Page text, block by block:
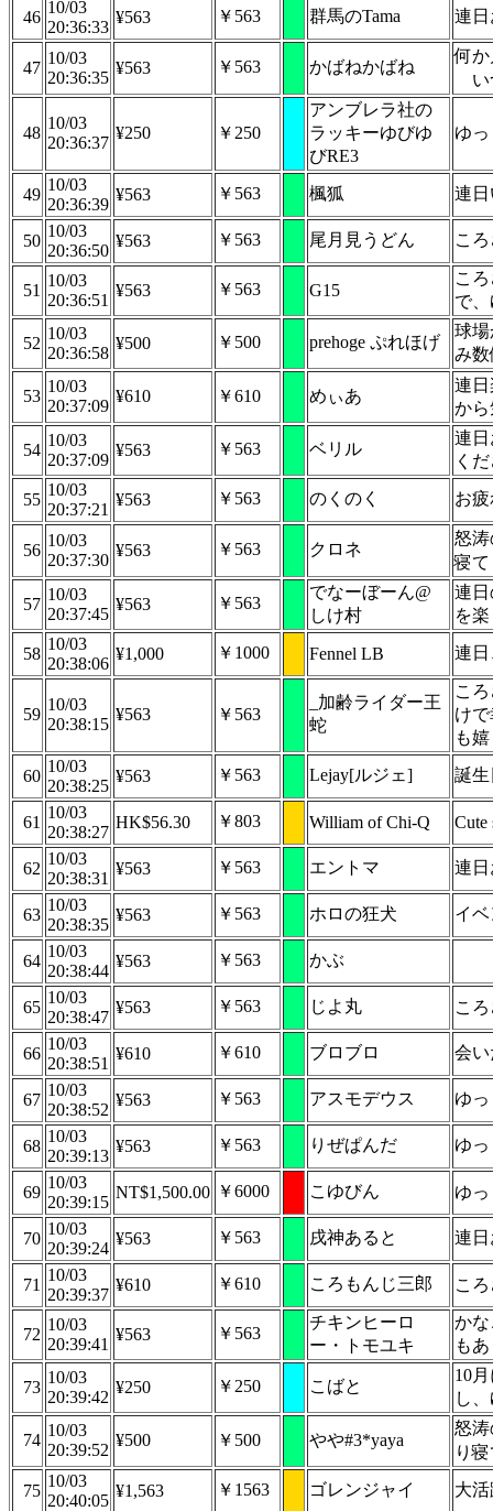
46
10/03
20:36:33
¥563 ￥563 群馬のTama 連
47
10/03
20:36:35
¥563 ￥563 かばねかばね
何
48
10/03
20:36:37
¥250 ￥250
アンブレラ社の
ラッキーゆびゆ
びRE3
ゆ
49
10/03
20:36:39
¥563 ￥563 楓狐 連
50
10/03
20:36:50
¥563 ￥563 尾月見うどん こ
51
10/03
20:36:51
¥563 ￥563 G15
こ
で
52
10/03
20:36:58
¥500 ￥500 prehoge ぷれほげ
球
み
53
10/03
20:37:09
¥610 ￥610 めぃあ
連
か
54
10/03
20:37:09
¥563 ￥563 ベリル
連
く
55
10/03
20:37:21
¥563 ￥563 のくのく お
56
10/03
20:37:30
¥563 ￥563 クロネ
怒
寝
57
10/03
20:37:45
¥563 ￥563
でなーぼーん@
しけ村
連
を
58
10/03
20:38:06
¥1,000 ￥1000 Fennel LB 連
59
10/03
20:38:15
¥563 ￥563
_加齢ライダー王
蛇
こ
け
も
60
10/03
20:38:25
¥563 ￥563 Lejay[ルジェ] 誕
61
10/03
20:38:27
HK$56.30 ￥803 William of Chi-Q Cute
62
10/03
20:38:31
¥563 ￥563 エントマ 連
63
10/03
20:38:35
¥563 ￥563 ホロの狂犬 イ
64
10/03
20:38:44
¥563 ￥563 かぶ
65
10/03
20:38:47
¥563 ￥563 じよ丸 こ
66
10/03
20:38:51
¥610 ￥610 ブロブロ 会
67
10/03
20:38:52
¥563 ￥563 アスモデウス ゆ
68
10/03
20:39:13
¥563 ￥563 りぜぱんだ ゆ
69
10/03
20:39:15
NT$1,500.00 ￥6000 こゆびん ゆ
70
10/03
20:39:24
¥563 ￥563 戌神あると 連
71
10/03
20:39:37
¥610 ￥610 ころもんじ三郎 こ
72
10/03
20:39:41
¥563 ￥563
チキンヒーロ
ー・トモユキ
か
も
73
10/03
20:39:42
¥250 ￥250 こばと
10
し
74
10/03
20:39:52
¥500 ￥500 やや#3*yaya
怒
り
75
10/03
20:40:05
¥1,563 ￥1563 ゴレンジャイ 大